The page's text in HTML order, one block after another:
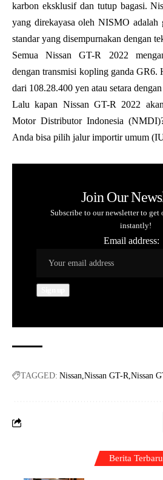
karbon eksklusif dan tutup bagasi.
yang direkayasa oleh NISMO adalah
standar yang disempurnakan dengan
Semua Nissan GT-R 2022
dengan transmisi kopling ganda GR6.
dari 108.28.400 yen atau setara
Lalu kapan Nissan GT-R 2022
Motor Distributor Indonesia
Anda bisa pilih jalur importir umum
Join Our
Subscribe to our newsletter to get
instantly!
Email address:
TAGGED: Nissan Nissan GT-R Nissan
Berita Terbaru